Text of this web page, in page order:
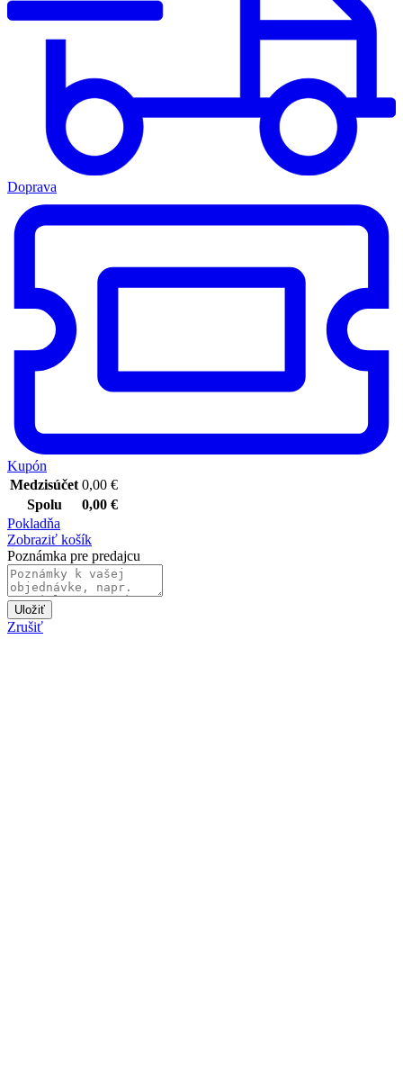
Doprava
Kupón
Medzisúčet 0,00 €
Spolu
0,00 €
Pokladňa
Zobraziť košík
Poznámka pre predajcu
Uložiť
Zrušiť